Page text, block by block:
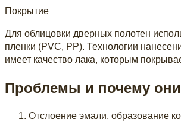
Покрытие
Для облицовки дверных полотен
пленки (PVC, PP). Технологии
имеет качество лака, которым
Проблемы и почему
Отслоение эмали, образование